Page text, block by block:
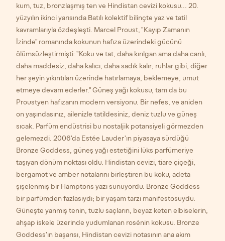
kum, tuz, bronzlaşmış ten ve Hindistan cevizi kokusu... 20.
yüzyılın ikinci yarısında Batılı kolektif bilinçte yaz ve tatil
kavramlarıyla özdeşleşti. Marcel Proust, "Kayıp Zamanın
İzinde" romanında kokunun hafıza üzerindeki gücünü
ölümsüzleştirmişti: "Koku ve tat, daha kırılgan ama daha canlı,
daha maddesiz, daha kalıcı, daha sadık kalır; ruhlar gibi, diğer
her şeyin yıkıntıları üzerinde hatırlamaya, beklemeye, umut
etmeye devam ederler." Güneş yağı kokusu, tam da bu
Proustyen hafızanın modern versiyonu. Bir nefes, ve aniden
on yaşındasınız, ailenizle tatildesiniz, deniz tuzlu ve güneş
sıcak. Parfüm endüstrisi bu nostaljik potansiyeli görmezden
gelemezdi. 2006'da Estée Lauder'ın piyasaya sürdüğü
Bronze Goddess, güneş yağı estetiğini lüks parfümeriye
taşıyan dönüm noktası oldu. Hindistan cevizi, tiare çiçeği,
bergamot ve amber notalarını birleştiren bu koku, adeta
şişelenmiş bir Hamptons yazı sunuyordu. Bronze Goddess
bir parfümden fazlasıydı; bir yaşam tarzı manifestosuydu.
Güneşte yanmış tenin, tuzlu saçların, beyaz keten elbiselerin,
ahşap iskele üzerinde yudumlanan rosénin kokusu. Bronze
Goddess'ın başarısı, Hindistan cevizi notasının ana akım